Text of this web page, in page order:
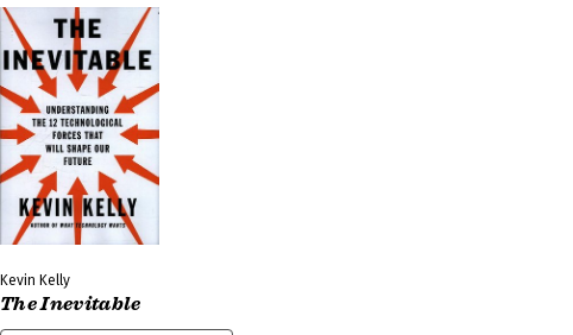
Kevin Kelly
The Inevitable